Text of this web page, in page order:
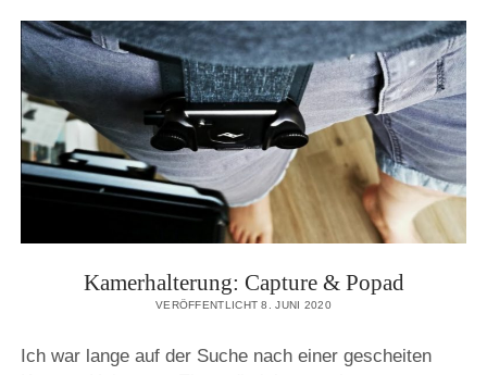
Kamerhalterung: Capture & Popad
VERÖFFENTLICHT 8. JUNI 2020
Ich war lange auf der Suche nach einer gescheiten